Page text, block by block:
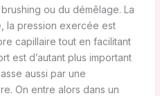
ou du démêlage. La
la pression exercée est
capillaire tout en facilitant
est d’autant plus important
aussi par une
On entre alors dans un